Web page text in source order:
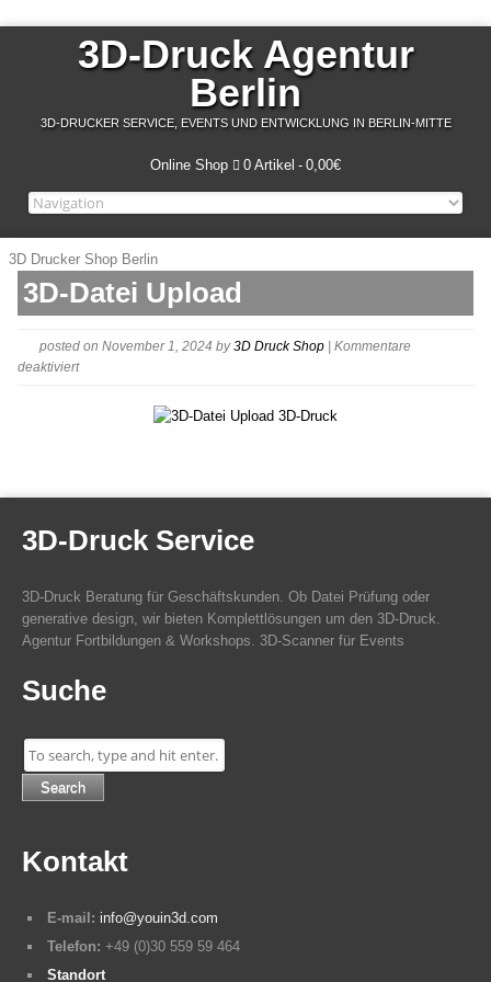
3D-Druck Agentur
Berlin
3D-DRUCKER SERVICE, EVENTS UND ENTWICKLUNG IN BERLIN-MITTE
Online Shop 0 Artikel 0,00€
3D Drucker Shop Berlin
3D-Datei Upload
posted on November 1, 2024 by3D Druck Shop
Kommentare
deaktiviertfür
3D-Druck Service
3D-Druck Beratung für Geschäftskunden. Ob Datei Prüfung oder
generative design, wir bieten Komplettlösungen um den 3D-Druck.
Agentur Fortbildungen & Workshops. 3D-Scanner für Events
Suche
Search
Kontakt
E-mail: info@youin3d.com
Telefon: +49 (0)30 559 59 464
Standort